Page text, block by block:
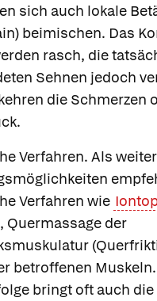
sich auch lokale
) beimischen. Das
rasch, die
Sehnen jedoch
die Schmerzen
Verfahren. Als
Verfahren wie
, Quermassage der
betroffenen
bringt oft auch die